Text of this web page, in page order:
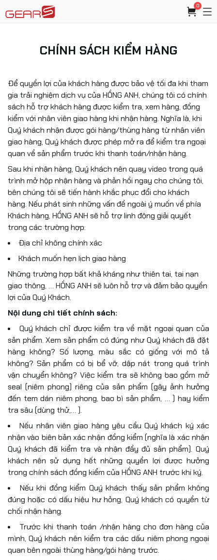
0
CHÍNH SÁCH KIỂM HÀNG
Để quyền lợi của khách hàng được bảo vệ tối đa khi tham
gia trải nghiệm dịch vụ của HỒNG ANH, chúng tôi có chính
sách hỗ trợ khách hàng được kiểm tra, xem hàng, đồng
kiểm với nhân viên giao hàng khi nhận hàng. Nghĩa là, khi
Quý khách nhận được gói hàng/thùng hàng từ nhân viên
giao hàng, Quý khách được phép mở ra để kiểm tra ngoại
quan về sản phẩm trước khi thanh toán/nhận hàng.
Sau khi nhận hàng, Quý khách nên quay video trong quá
trình mở hộp nhận hàng và phản hồi ngay cho chúng tôi,
bên chúng tôi sẽ tiến hành khắc phục đổi cho khách
hàng. Nếu phát sinh những vấn đề ngoài ý muốn về phía
Khách hàng, HỒNG ANH sẽ hỗ trợ linh động giải quyết
trong các trường hợp:
Địa chỉ không chính xác
Khách muốn hẹn lịch giao hàng
Những trường hợp bất khả kháng như thiên tai, tai nạn
giao thông, … HỒNG ANH sẽ luôn hỗ trợ và đảm bảo quyền
lợi của Quý Khách.
Nội dung chi tiết chính sách:
Quý khách chỉ được kiểm tra về mặt ngoại quan của
sản phẩm. Xem sản phẩm có đúng như Quý khách đã đặt
hàng không? Số lượng, màu sắc có giống với mô tả
không? Sản phẩm có bị bể vỡ, dập nát trong quá trình
vận chuyển không? Việc kiểm tra sẽ không bao gồm mở
seal (niêm phong) riêng của sản phẩm (gây ảnh hưởng
đến tem dán niêm phong, bao bì sản phẩm, … ) hay kiểm
tra sâu (dùng thử,… ).
Nếu nhân viên giao hàng yêu cầu Quý khách ký xác
nhận vào biên bản xác nhận đồng kiểm (nghĩa là xác nhận
Quý khách đã kiểm tra và nhận đầy đủ sản phẩm). Quý
khách nên sử dụng hết những quyền lợi được hưởng
trong chính sách đồng kiểm của HỒNG ANH trước khi ký.
Nếu khi đồng kiểm Quý khách thấy sản phẩm không
đúng hoặc có dấu hiệu hư hỏng, Quý khách có quyền từ
chối nhận hàng.
Trước khi thanh toán /nhận hàng cho đơn hàng của
mình, Quý khách nên kiểm tra các dấu niêm phong ngoại
quan bên ngoài thùng hàng/gói hàng trước.